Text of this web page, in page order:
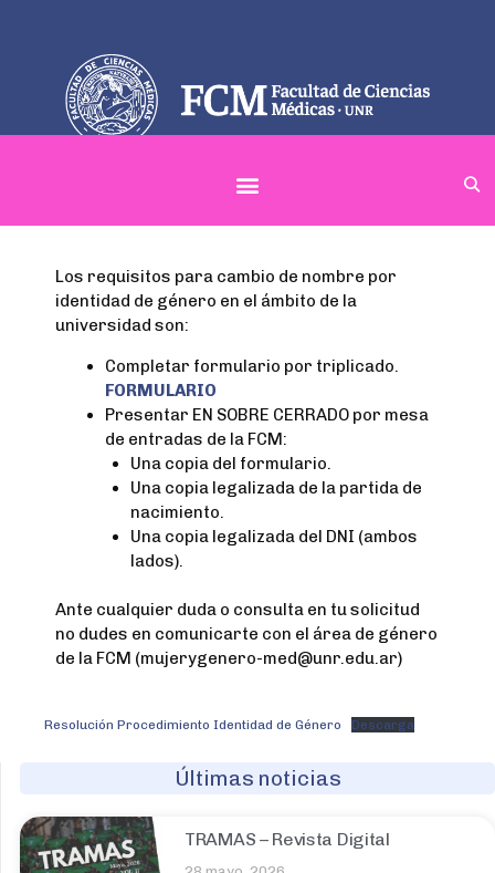
Protocolo Identidad de Género
Los requisitos para cambio de nombre por
identidad de género en el ámbito de la
universidad son:
Completar formulario por triplicado.
FORMULARIO
Presentar EN SOBRE CERRADO por mesa
de entradas de la FCM:
Una copia del formulario.
Una copia legalizada de la partida de
nacimiento.
Una copia legalizada del DNI (ambos
lados).
Ante cualquier duda o consulta en tu solicitud
no dudes en comunicarte con el área de género
de la FCM (mujerygenero-med@unr.edu.ar)
Resolución Procedimiento Identidad de Género Descarga
Últimas noticias
TRAMAS – Revista Digital